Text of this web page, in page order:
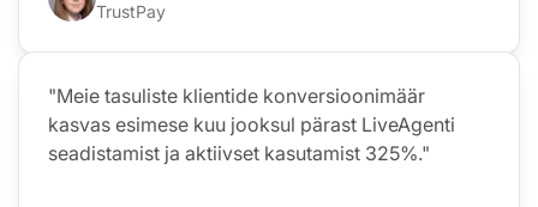
TrustPay
"Meie tasuliste klientide konversioonimäär
kasvas esimese kuu jooksul pärast LiveAgenti
seadistamist ja aktiivset kasutamist 325%."